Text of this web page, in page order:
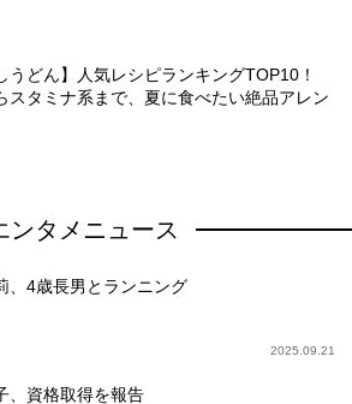
うどん】人気レシピランキングTOP10！
スタミナ系まで、夏に食べたい絶品アレン
ンタメニュース
、4歳長男とランニング
2025.09.21
、資格取得を報告